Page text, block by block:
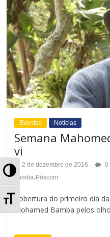
A
t
A
Eventos Notícias
Semana
vi
2 de dezembro de 2016 0
bamba. Póscom
Cobertura do primeiro dia
Mohamed Bamba pelos